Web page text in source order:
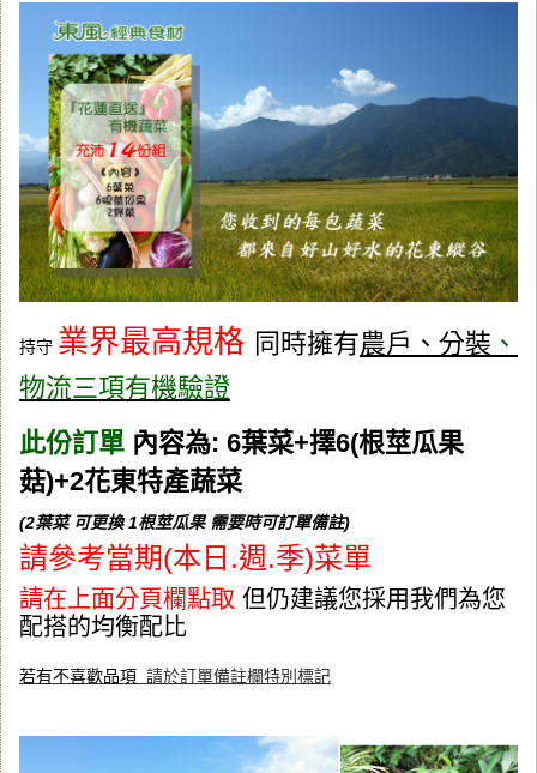
持守 業界最高規格 同時擁有農戶、分裝 、
物流三項有機驗證
此份訂單 內容為: 6葉菜+擇6(根莖瓜果
菇)+2花東特產蔬菜
(2葉菜 可更換 1根莖瓜果 需要時可訂單備註)
請參考當期(本日.週.季)菜單
請在上面分頁欄點取 但仍建議您採用我們為您
配搭的均衡配比
若有不喜歡品項 請於訂單備註欄特別標記